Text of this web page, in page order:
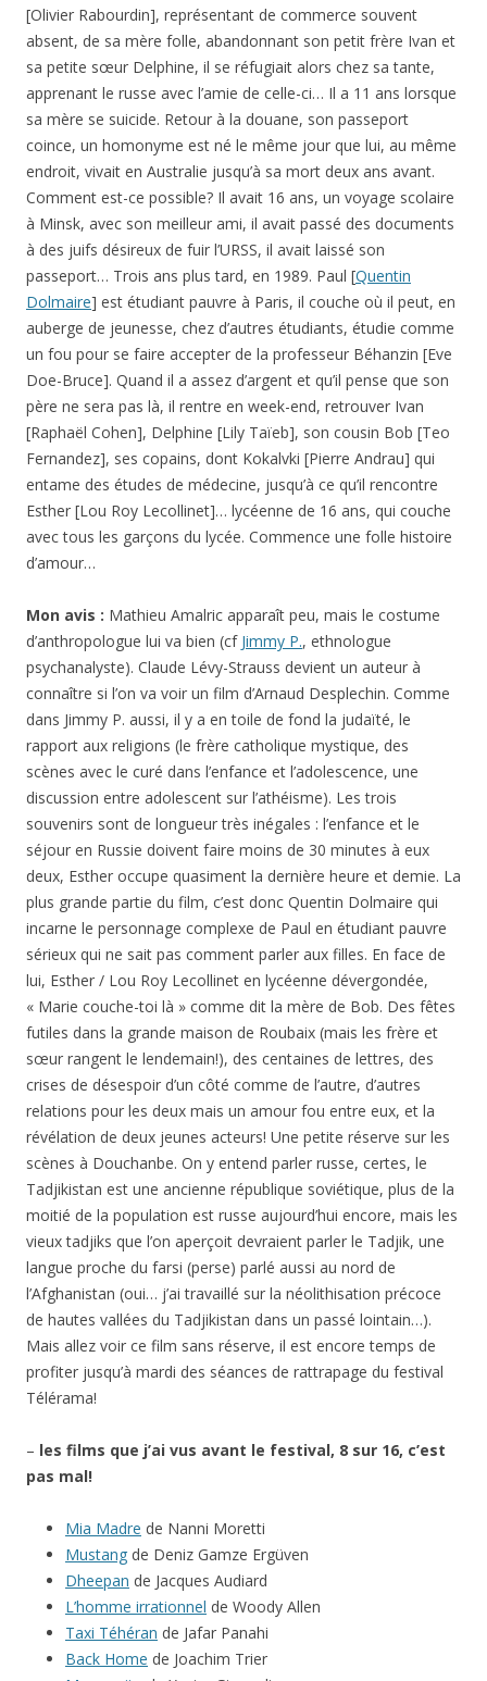
[Olivier Rabourdin], représentant de commerce souvent
absent, de sa mère folle, abandonnant son petit frère Ivan et
sa petite sœur Delphine, il se réfugiait alors chez sa tante,
apprenant le russe avec l’amie de celle-ci… Il a 11 ans lorsque
sa mère se suicide. Retour à la douane, son passeport
coince, un homonyme est né le même jour que lui, au même
endroit, vivait en Australie jusqu’à sa mort deux ans avant.
Comment est-ce possible? Il avait 16 ans, un voyage scolaire
à Minsk, avec son meilleur ami, il avait passé des documents
à des juifs désireux de fuir l’URSS, il avait laissé son
passeport… Trois ans plus tard, en 1989. Paul [Quentin
Dolmaire] est étudiant pauvre à Paris, il couche où il peut, en
auberge de jeunesse, chez d’autres étudiants, étudie comme
un fou pour se faire accepter de la professeur Béhanzin [Eve
Doe-Bruce]. Quand il a assez d’argent et qu’il pense que son
père ne sera pas là, il rentre en week-end, retrouver Ivan
[Raphaël Cohen], Delphine [Lily Taïeb], son cousin Bob [Teo
Fernandez], ses copains, dont Kokalvki [Pierre Andrau] qui
entame des études de médecine, jusqu’à ce qu’il rencontre
Esther [Lou Roy Lecollinet]… lycéenne de 16 ans, qui couche
avec tous les garçons du lycée. Commence une folle histoire
d’amour…
Mon avis : Mathieu Amalric apparaît peu, mais le costume
d’anthropologue lui va bien (cf Jimmy P., ethnologue
psychanalyste). Claude Lévy-Strauss devient un auteur à
connaître si l’on va voir un film d’Arnaud Desplechin. Comme
dans Jimmy P. aussi, il y a en toile de fond la judaïté, le
rapport aux religions (le frère catholique mystique, des
scènes avec le curé dans l’enfance et l’adolescence, une
discussion entre adolescent sur l’athéisme). Les trois
souvenirs sont de longueur très inégales : l’enfance et le
séjour en Russie doivent faire moins de 30 minutes à eux
deux, Esther occupe quasiment la dernière heure et demie. La
plus grande partie du film, c’est donc Quentin Dolmaire qui
incarne le personnage complexe de Paul en étudiant pauvre
sérieux qui ne sait pas comment parler aux filles. En face de
lui, Esther / Lou Roy Lecollinet en lycéenne dévergondée,
« Marie couche-toi là » comme dit la mère de Bob. Des fêtes
futiles dans la grande maison de Roubaix (mais les frère et
sœur rangent le lendemain!), des centaines de lettres, des
crises de désespoir d’un côté comme de l’autre, d’autres
relations pour les deux mais un amour fou entre eux, et la
révélation de deux jeunes acteurs! Une petite réserve sur les
scènes à Douchanbe. On y entend parler russe, certes, le
Tadjikistan est une ancienne république soviétique, plus de la
moitié de la population est russe aujourd’hui encore, mais les
vieux tadjiks que l’on aperçoit devraient parler le Tadjik, une
langue proche du farsi (perse) parlé aussi au nord de
l’Afghanistan (oui… j’ai travaillé sur la néolithisation précoce
de hautes vallées du Tadjikistan dans un passé lointain…).
Mais allez voir ce film sans réserve, il est encore temps de
profiter jusqu’à mardi des séances de rattrapage du festival
Télérama!
– les films que j’ai vus avant le festival, 8 sur 16, c’est
pas mal!
Mia Madre de Nanni Moretti
Mustang de Deniz Gamze Ergüven
Dheepan de Jacques Audiard
L’homme irrationnel de Woody Allen
Taxi Téhéran de Jafar Panahi
Back Home de Joachim Trier